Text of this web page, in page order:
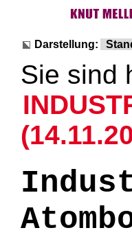
Darstellung:
Sie sind